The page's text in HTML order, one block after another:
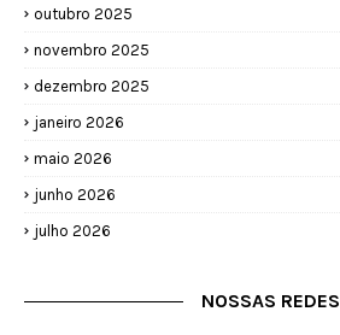
outubro 2025
novembro 2025
dezembro 2025
janeiro 2026
maio 2026
junho 2026
julho 2026
NOSSAS REDES